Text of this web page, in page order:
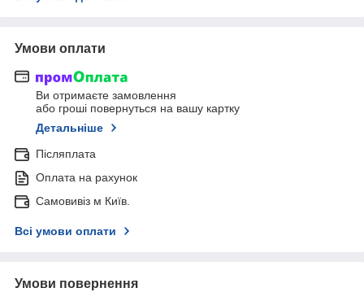
Умови оплати
Ви отримаєте замовлення
або гроші повернуться на вашу картку
Детальніше
Післяплата
Оплата на рахунок
Самовивіз м Київ.
Всі умови оплати
Умови повернення